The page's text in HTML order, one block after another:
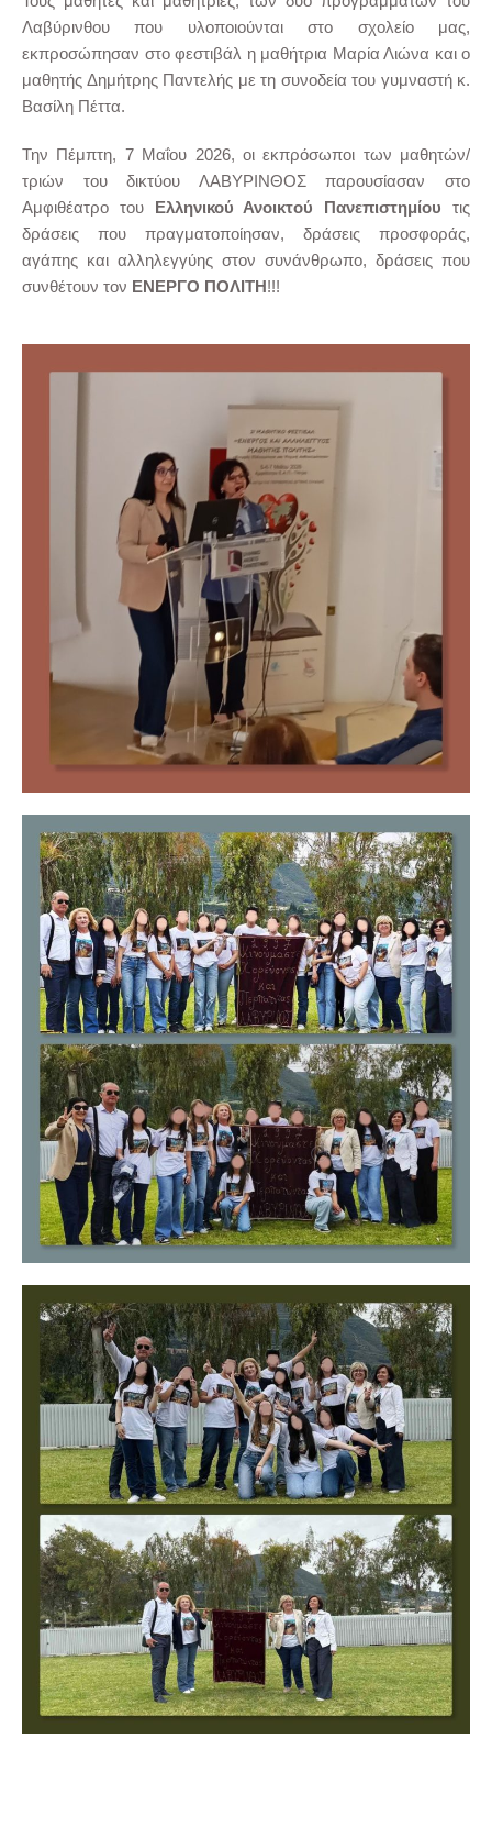
Λαβύρινθου που υλοποιούνται στο σχολείο μας,
εκπροσώπησαν στο φεστιβάλ η μαθήτρια Μαρία Λιώνα και ο
μαθητής Δημήτρης Παντελής με τη συνοδεία του γυμναστή κ.
Βασίλη Πέττα.
Την Πέμπτη, 7 Μαΐου 2026, οι εκπρόσωποι των μαθητών/
τριών του δικτύου ΛΑΒΥΡΙΝΘΟΣ παρουσίασαν στο
Αμφιθέατρο του Ελληνικού Ανοικτού Πανεπιστημίου τις
δράσεις που πραγματοποίησαν, δράσεις προσφοράς,
αγάπης και αλληλεγγύης στον συνάνθρωπο, δράσεις που
συνθέτουν τον ΕΝΕΡΓΟ ΠΟΛΙΤΗ!!!